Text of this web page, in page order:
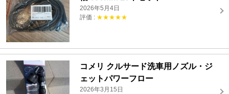
2026年5月4日
評価 : ★★★★★
コメリ クルサード洗車用ノズル・ジ
ェットパワーフロー
2026年3月15日